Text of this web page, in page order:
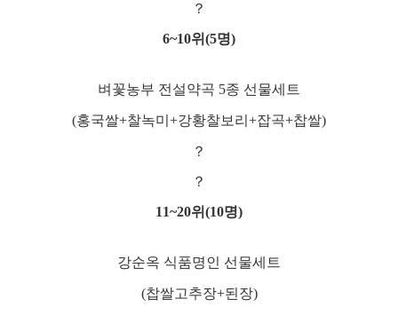
？
6~10위 (5명)
벼꽃농부 전설약곡 5종 선물세트
(홍국쌀+찰녹미+강황찰보리+잡곡+찹쌀)
？
？
11~20위 (10명)
강순옥 식품명인 선물세트
(찹쌀고추장+된장)